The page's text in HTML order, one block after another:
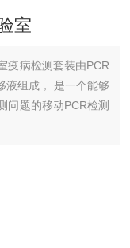
室
疫病检测套装由PCR
液组成， 是一个能够
问题的移动PCR检测